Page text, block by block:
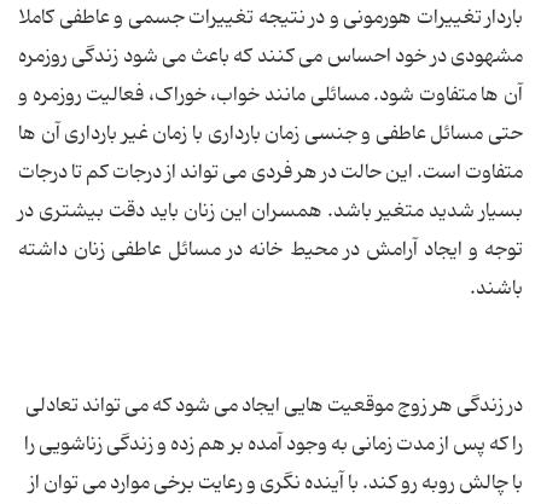
باردار تغییرات هورمونی و در نتیجه تغییرات جسمی و عاطفی کاملا
مشهودی در خود احساس می کنند که باعث می شود زندگی روزمره
آن ها متفاوت شود. مسائلی مانند خواب، خوراک، فعالیت روزمره و
حتی مسائل عاطفی و جنسی زمان بارداری با زمان غیر بارداری آن ها
متفاوت است. این حالت در هر فردی می تواند از درجات کم تا درجات
بسیار شدید متغیر باشد. همسران این زنان باید دقت بیشتری در
توجه و ایجاد آرامش در محیط خانه در مسائل عاطفی زنان داشته
باشند.
در زندگی هر زوج موقعیت هایی ایجاد می شود که می تواند تعادلی
را که پس از مدت زمانی به وجود آمده بر هم زده و زندگی زناشویی را
با چالش روبه رو کند. با آینده نگری و رعایت برخی موارد می توان از